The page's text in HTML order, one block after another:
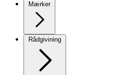
Mærker
Rådgivining